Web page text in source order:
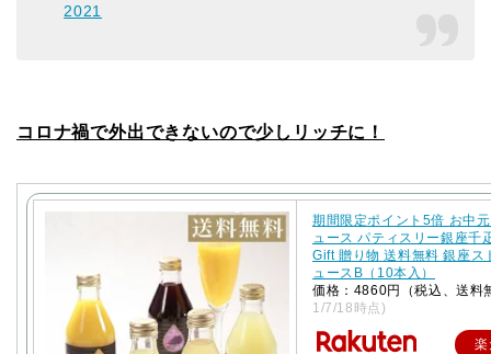
2021
コロナ禍で外出できないので少しリッチに！
期間限定ポイント5倍 お中
ュース パティスリー銀座千
Gift 贈り物 送料無料 銀座ス
ュースB（10本入）
価格：4860円（税込、送料
1/7/18時点)